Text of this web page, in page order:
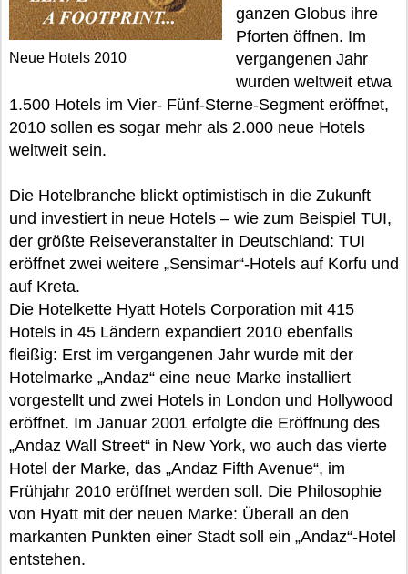
Neue Hotels 2010
ganzen Globus ihre
Pforten öffnen. Im
vergangenen Jahr
wurden weltweit etwa
1.500 Hotels im Vier- Fünf-Sterne-Segment eröffnet,
2010 sollen es sogar mehr als 2.000 neue Hotels
weltweit sein.
Die Hotelbranche blickt optimistisch in die Zukunft
und investiert in neue Hotels – wie zum Beispiel TUI,
der größte Reiseveranstalter in Deutschland: TUI
eröffnet zwei weitere „Sensimar“-Hotels auf Korfu und
auf Kreta.
Die Hotelkette Hyatt Hotels Corporation mit 415
Hotels in 45 Ländern expandiert 2010 ebenfalls
fleißig: Erst im vergangenen Jahr wurde mit der
Hotelmarke „Andaz“ eine neue Marke installiert
vorgestellt und zwei Hotels in London und Hollywood
eröffnet. Im Januar 2001 erfolgte die Eröffnung des
„Andaz Wall Street“ in New York, wo auch das vierte
Hotel der Marke, das „Andaz Fifth Avenue“, im
Frühjahr 2010 eröffnet werden soll. Die Philosophie
von Hyatt mit der neuen Marke: Überall an den
markanten Punkten einer Stadt soll ein „Andaz“-Hotel
entstehen.